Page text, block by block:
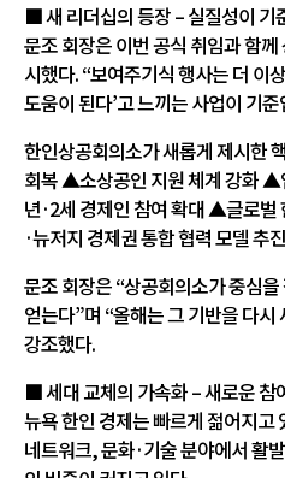
■ 새 리더십의 등장 – 실질성이 기
문조 회장은 이번 공식 취임과 함
시했다. “보여주기식 행사는 더 이
도움이 된다’고 느끼는 사업이 기준
한인상공회의소가 새롭게 제시한
회복 ▲소상공인 지원 체계 강화
년·2세 경제인 참여 확대 ▲글로
·뉴저지 경제권 통합 협력 모델 추진
문조 회장은 “상공회의소가 중심
얻는다”며 “올해는 그 기반을 다
강조했다.
■ 세대 교체의 가속화 – 새로운 참
뉴욕 한인 경제는 빠르게 젊어지고
네트워크, 문화·기술 분야에서 활